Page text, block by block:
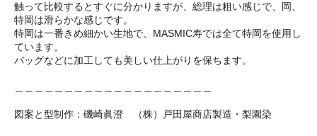
触って比較するとすぐに分かりますが、総理は粗い感じで、岡、
特岡は滑らかな感じです。
特岡は一番きめ細かい生地で、MASMIC寿では全て特岡を使用し
ています。
バッグなどに加工しても美しい仕上がりを保ちます。
図案と型制作：磯崎眞澄 （株）戸田屋商店製造・梨園染